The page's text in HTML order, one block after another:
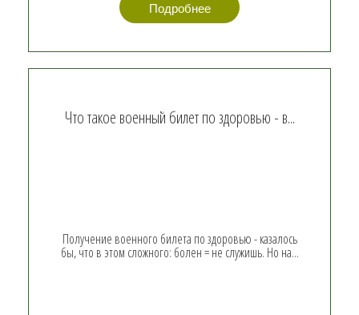
Подробнее
Что такое военный билет по здоровью - в...
Получение военного билета по здоровью - казалось
бы, что в этом сложного: болен = не служишь. Но на...